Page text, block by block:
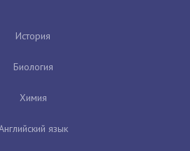
История
Биология
Химия
язык